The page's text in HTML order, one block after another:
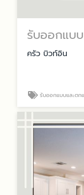
รับออกแบ
ครัว บิวท์อิน
รับออกแบบและตกแต่